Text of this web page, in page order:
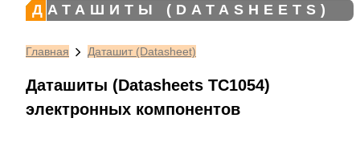
ДАТАШИТЫ (DATASHEETS)
Главная Даташит (Datasheet)
Даташиты (Datasheets TC1054)
электронных компонентов